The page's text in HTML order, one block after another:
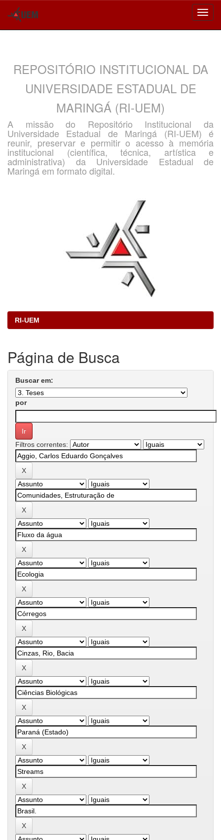
REPOSITÓRIO INSTITUCIONAL DA
UNIVERSIDADE ESTADUAL DE
MARINGÁ (RI-UEM)
A missão do Repositório Institucional da
Universidade Estadual de Maringá (RI-UEM) é
reunir, preservar e permitir o acesso à memória
institucional (científica, técnica, artística e
administrativa) da Universidade Estadual de
Maringá em formato digital.
RI-UEM
Página de Busca
Buscar em:
por
Filtros correntes: